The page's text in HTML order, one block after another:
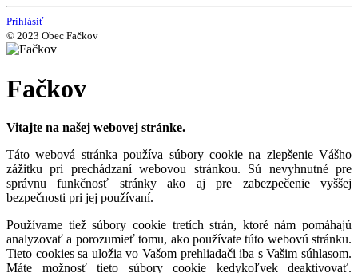
Prihlásiť
© 2023 Obec Fačkov
Fačkov
Vitajte na našej webovej stránke.
Táto webová stránka používa súbory cookie na zlepšenie Vášho
zážitku pri prechádzaní webovou stránkou. Sú nevyhnutné pre
správnu funkčnosť stránky ako aj pre zabezpečenie vyššej
bezpečnosti pri jej používaní.
Používame tiež súbory cookie tretích strán, ktoré nám pomáhajú
analyzovať a porozumieť tomu, ako používate túto webovú stránku.
Tieto cookies sa uložia vo Vašom prehliadači iba s Vašim súhlasom.
Máte možnosť tieto súbory cookie kedykoľvek deaktivovať.